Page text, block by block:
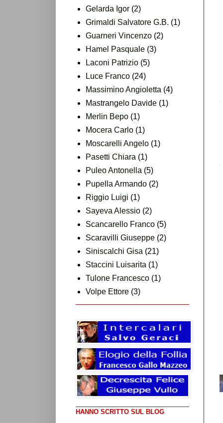
Gelarda Igor (2)
Grimaldi Salvatore G.B. (1)
Guarneri Vincenzo (2)
Hamel Pasquale (3)
Laconi Patrizio (5)
Luce Franco (24)
Massimino Angioletta (4)
Mastrangelo Davide (1)
Merlin Bepo (1)
Mocera Carlo (1)
Moscarelli Angelo (1)
Pasetti Chiara (1)
Puleo Antonella (5)
Pupella Armando (2)
Riggio Luigi (1)
Sayeva Alessio (2)
Scancarello Franco (5)
Scaravilli Giuseppe (2)
Siniscalchi Gisa (21)
Staccini Luisarita (1)
Tulone Francesco (1)
Volpe Ettore (3)
HANNO SCRITTO SUL BLOG